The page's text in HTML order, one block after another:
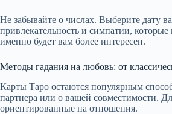
Не забывайте о числах. Выберите дату
привлекательность и симпатии,
именно будет вам более интересен.
Методы гадания на любовь: от
Карты Таро остаются популярным
партнера или о вашей совместимости.
ориентированные на отношения.